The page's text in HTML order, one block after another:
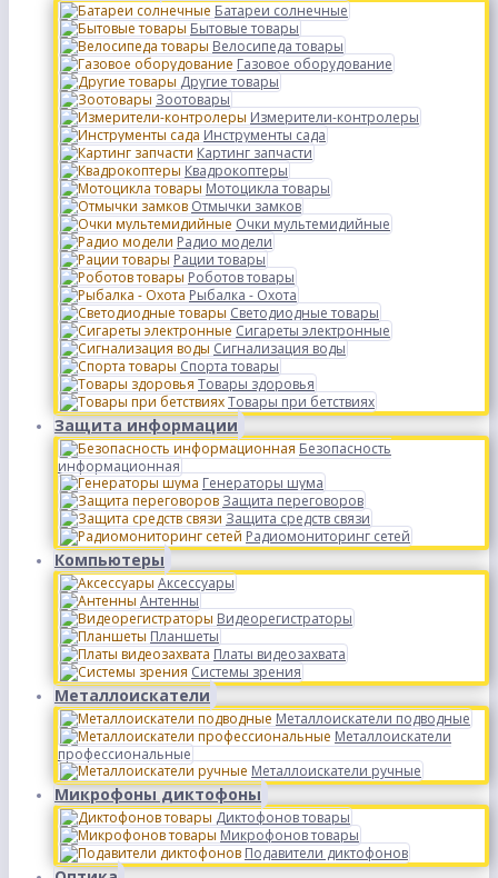
Батареи солнечные
Бытовые товары
Велосипеда товары
Газовое оборудование
Другие товары
Зоотовары
Измерители-контролеры
Инструменты сада
Картинг запчасти
Квадрокоптеры
Мотоцикла товары
Отмычки замков
Очки мультемидийные
Радио модели
Рации товары
Роботов товары
Рыбалка - Охота
Светодиодные товары
Сигареты электронные
Сигнализация воды
Спорта товары
Товары здоровья
Товары при бетствиях
Защита информации
Безопасность
информационная
Генераторы шума
Защита переговоров
Защита средств связи
Радиомониторинг сетей
Компьютеры
Аксессуары
Антенны
Видеорегистраторы
Планшеты
Платы видеозахвата
Системы зрения
Металлоискатели
Металлоискатели подводные
Металлоискатели
профессиональные
Металлоискатели ручные
Микрофоны диктофоны
Диктофонов товары
Микрофонов товары
Подавители диктофонов